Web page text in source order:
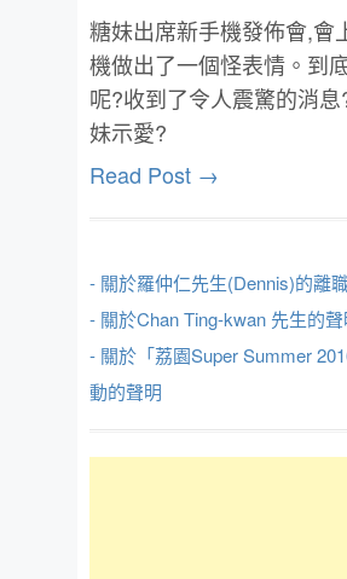
糖妹出席新手機發佈會,會
機做出了一個怪表情。到
呢?收到了令人震驚的消
妹示愛?
Read Post →
- 關於羅仲仁先生(Dennis)的離
- 關於Chan Ting-kwan 先生的聲
- 關於「荔園Super Summer
動的聲明